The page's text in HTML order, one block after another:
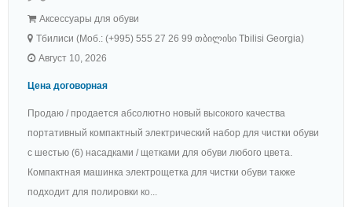
Аксессуары для обуви
Тбилиси (Моб.: (+995) 555 27 26 99 თბილისი Tbilisi Georgia)
Август 10, 2026
Цена договорная
Продаю / продается абсолютно новый высокого качества
портативный компактный электрический набор для чистки обуви
с шестью (6) насадками / щетками для обуви любого цвета.
Компактная машинка электрощетка для чистки обуви также
подходит для полировки ко...